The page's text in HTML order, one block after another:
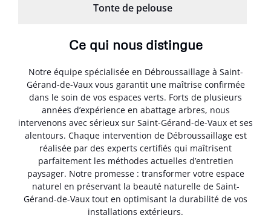
Tonte de pelouse
Ce qui nous distingue
Notre équipe spécialisée en Débroussaillage à Saint-
Gérand-de-Vaux vous garantit une maîtrise confirmée
dans le soin de vos espaces verts. Forts de plusieurs
années d’expérience en abattage arbres, nous
intervenons avec sérieux sur Saint-Gérand-de-Vaux et ses
alentours. Chaque intervention de Débroussaillage est
réalisée par des experts certifiés qui maîtrisent
parfaitement les méthodes actuelles d’entretien
paysager. Notre promesse : transformer votre espace
naturel en préservant la beauté naturelle de Saint-
Gérand-de-Vaux tout en optimisant la durabilité de vos
installations extérieurs.